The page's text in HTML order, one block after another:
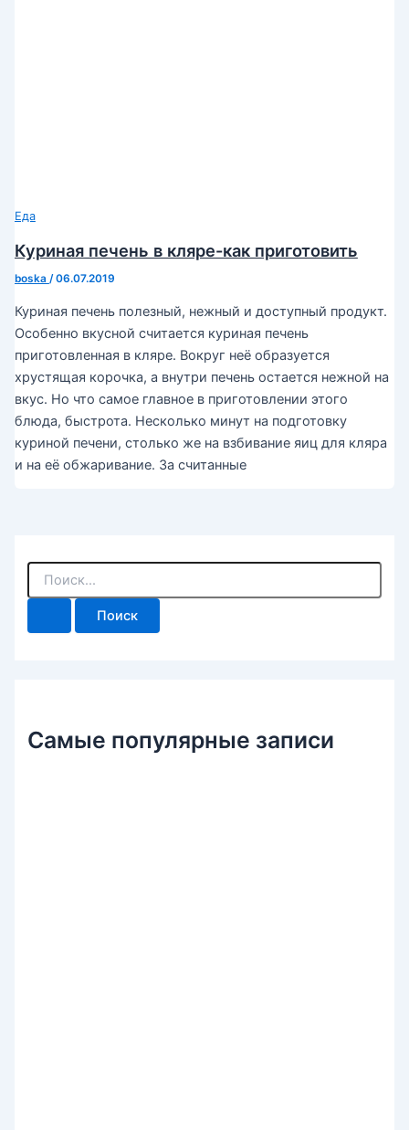
Еда
Куриная печень в кляре-как приготовить
boska /06.07.2019
Куриная печень полезный, нежный и доступный продукт.
Особенно вкусной считается куриная печень
приготовленная в кляре. Вокруг неё образуется
хрустящая корочка, а внутри печень остается нежной на
вкус. Но что самое главное в приготовлении этого
блюда, быстрота. Несколько минут на подготовку
куриной печени, столько же на взбивание яиц для кляра
и на её обжаривание. За считанные
П
и
Самые популярные записи